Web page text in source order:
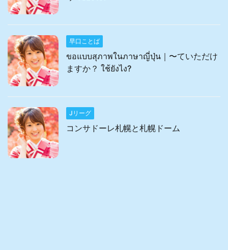
早口ことば
ขอแบบสุภาพในภาษาญี่ปุ่น｜〜ていただけ
ますか？ ใช้ยังไง?
Jリーグ
コンサドーレ札幌と札幌ドーム